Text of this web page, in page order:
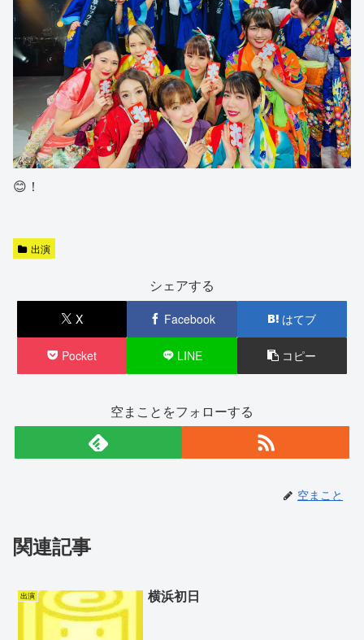
😊！
出演
シェアする
X Facebook はてブ
Pocket LINE コピー
空まことをフォローする
空まこと
関連記事
出演 横浜初日